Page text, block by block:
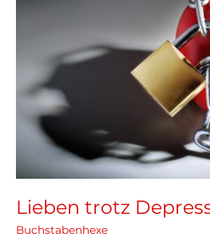
Lieben trotz
Buchstabenhexe